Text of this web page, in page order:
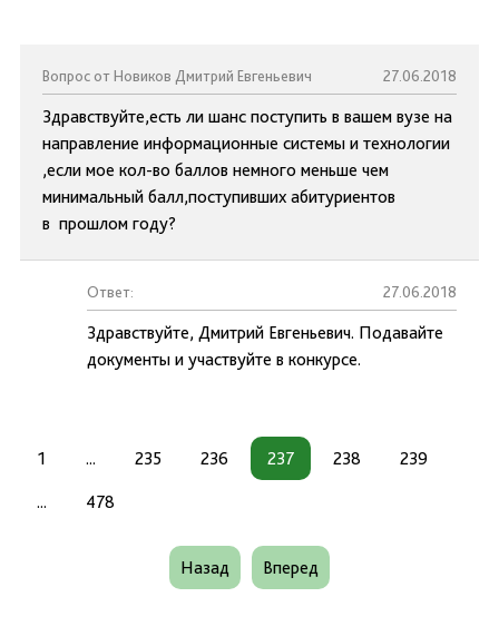
Вопрос от Новиков Дмитрий Евгеньевич 27.06.2018
Здравствуйте,есть ли шанс поступить в вашем вузе на
направление информационные системы и технологии
,если мое кол-во баллов немного меньше чем
минимальный балл,поступивших абитуриентов
в прошлом году?
Ответ: 27.06.2018
Здравствуйте, Дмитрий Евгеньевич. Подавайте
документы и участвуйте в конкурсе.
1 ... 235 236 237 238 239
... 478
Назад Вперед